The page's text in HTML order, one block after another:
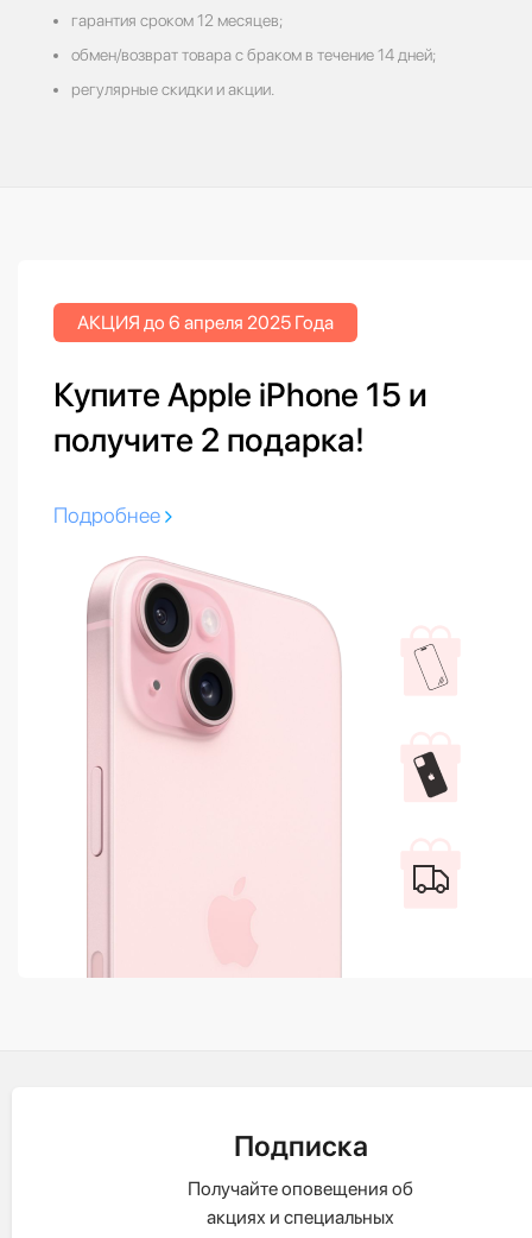
гарантия сроком 12 месяцев;
обмен/возврат товара с браком в течение 14 дней;
регулярные скидки и акции.
АКЦИЯ до 6 апреля 2025 Года
Купите Apple iPhone 15 и
получите 2 подарка!
Подробнее
Подписка
Получайте оповещения об
акциях и специальных